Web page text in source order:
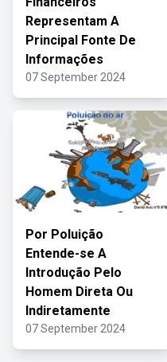
Representam A
Principal Fonte De
Informações
07 September 2024
Por Poluição
Entende-se A
Introdução Pelo
Homem Direta Ou
Indiretamente
07 September 2024